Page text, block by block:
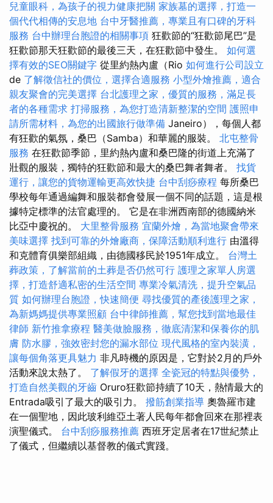
兒童眼科，為孩子的視力健康把關 家族墓的選擇，打造一
個代代相傳的安息地 台中牙醫推薦，專業且有口碑的牙科
服務 台中辦理台胞證的相關事項 狂歡節的“狂歡節尾巴”是
狂歡節那天狂歡節的最後三天，在狂歡節中發生。 如何選
擇有效的SEO關鍵字 從里約熱內盧（Rio 如何進行公司設立
de 了解徵信社的價位，選擇合適服務 小型外燴推薦，適合
親友聚會的完美選擇 台北護理之家，優質的服務，滿足長
者的各種需求 打掃服務，為您打造清新整潔的空間 護照申
請所需材料，為您的出國旅行做準備 Janeiro），每個人都
有狂歡的氣氛，桑巴（Samba）和華麗的服裝。 北屯整骨
服務 在狂歡節季節，里約熱內盧和桑巴隆的街道上充滿了
壯觀的服裝，獨特的狂歡節和最大的桑巴舞者舞者。 找貨
運行，讓您的貨物運輸更高效快捷 台中刮痧療程 每所桑巴
學校每年通過編舞和服裝都會發展一個不同的話題，這是根
據特定標準的法官處理的。 它是在非洲西南部的德國納米
比亞中慶祝的。 大里整骨服務 宜蘭外燴，為當地聚會帶來
美味選擇 找到可靠的外燴廠商，保障活動順利進行 由溫得
和克體育俱樂部組織，由德國移民於1951年成立。 台灣土
葬政策，了解當前的土葬是否仍然可行 護理之家單人房選
擇，打造舒適私密的生活空間 專業冷氣清洗，提升空氣品
質 如何辦理台胞證，快速簡便 尋找優質的產後護理之家，
為新媽媽提供專業照顧 台中律師推薦，幫您找到當地最佳
律師 新竹推拿療程 醫美做臉服務，徹底清潔和保養你的肌
膚 防水膠，強效密封您的漏水部位 現代風格的室內裝潢，
讓每個角落更具魅力 非凡時機的原因是，它對於2月的戶外
活動來說太熱了。 了解假牙的選擇 全瓷冠的特點與優勢，
打造自然美觀的牙齒 Oruro狂歡節持續了10天，熱情最大的
Entrada吸引了最大的吸引力。 撥筋創業指導 奧魯羅市建
在一個聖地，因此玻利維亞土著人民每年都會回來在那裡表
演聖儀式。 台中刮痧服務推薦 西班牙定居者在17世紀禁止
了儀式，但繼續以基督教的儀式實踐。